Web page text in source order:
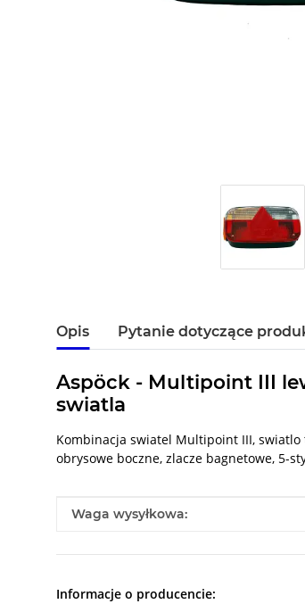
Opis Pytanie dotyczące
Aspöck - Multipoint III
swiatla
Kombinacja swiatel Multipoint III,
obrysowe boczne, zlacze bagnetowe, 5-
#productDetails.itemInformation#
#productDetails.itemValue#
Waga wysyłkowa:
Informacje o producencie: